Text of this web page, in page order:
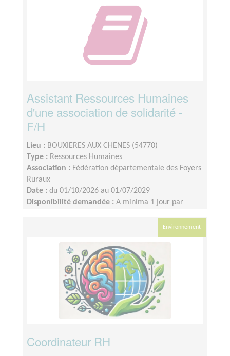
Assistant Ressources Humaines
d'une association de solidarité -
F/H
Lieu : BOUXIERES AUX CHENES (54770)
Type : Ressources Humaines
Association : Fédération départementale des Foyers
Ruraux
Date : du 01/10/2026 au 01/07/2029
Disponibilité demandée : A minima 1 jour par
Environnement
Coordinateur RH